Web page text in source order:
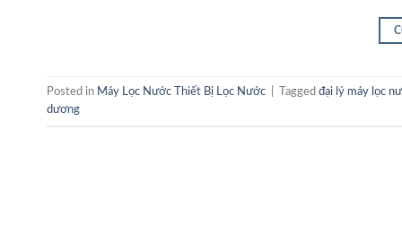
Posted in Máy Lọc Nước Thiết Bị Lọc Nước Tagged đại lý máy lọc
dương